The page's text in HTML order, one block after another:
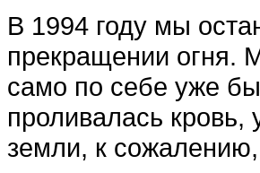
В 1994 году мы
прекращении огня.
само по себе уже
проливалась
земли, к